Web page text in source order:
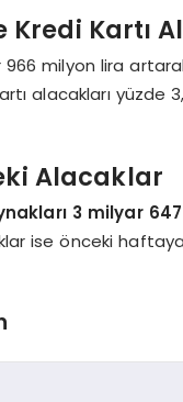
Kartı
milyon lira
alacakları
Alacaklar
3 milyar
ise önceki